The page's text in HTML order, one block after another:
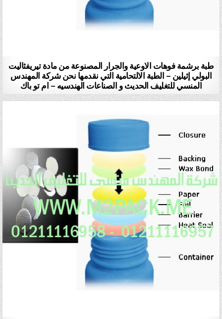
طبة برشمة فوهات الاوعية والجرار المصنوعة من مادة تيريفثاليت
البولي إثيلين – الطبة الالتحامية التي نقدمها نحن شركة المهندس
المنسي للتغليف الحديث و الصناعات الهندسيه – ام تو باك